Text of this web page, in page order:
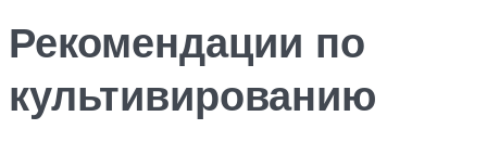
Рекомендации по
культивированию